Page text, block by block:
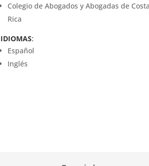
Colegio de Abogados y Abogadas de Costa
Rica
IDIOMAS:
Español
Inglés